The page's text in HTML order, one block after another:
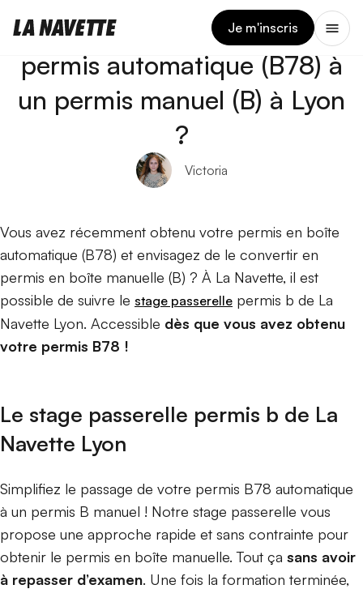
Je m'inscris
Comment passer d’un
permis automatique (B78) à
un permis manuel (B) à Lyon
?
Victoria
Vous avez récemment obtenu votre permis en boîte
automatique (B78) et envisagez de le convertir en
permis en boîte manuelle (B) ? À La Navette, il est
possible de suivre le stage passerelle permis b de La
Navette Lyon. Accessible dès que vous avez obtenu
votre permis B78 !
Le stage passerelle permis b de La
Navette Lyon
Simplifiez le passage de votre permis B78 automatique
à un permis B manuel ! Notre stage passerelle vous
propose une approche rapide et sans contrainte pour
obtenir le permis en boîte manuelle. Tout ça sans avoir
à repasser d’examen. Une fois la formation terminée,